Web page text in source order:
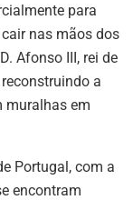
para
nas mãos dos
Afonso III, rei de
a
muralhas em
Portugal, com a
encontram